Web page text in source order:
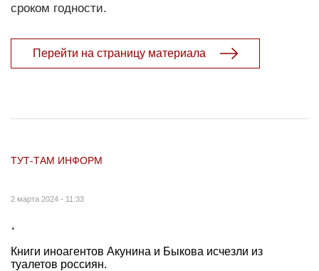
сроком годности.
Перейти на страницу материала
ТУТ-ТАМ ИНФОРМ
2 марта 2024 - 11:33
.
Книги иноагентов Акунина и Быкова исчезли из
туалетов россиян.